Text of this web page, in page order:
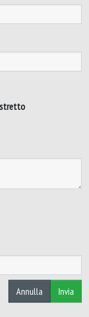
Annulla Invia